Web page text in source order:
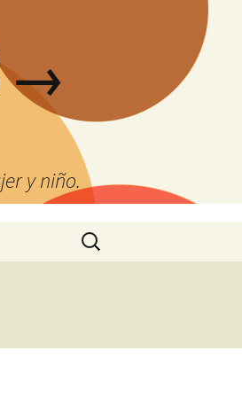
→
y niño.
Buscar: